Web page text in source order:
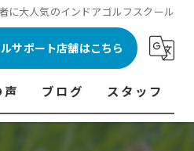
に大人気のインドアゴルフスクール
サポート店舗はこちら
ブログ スタッフ
代表あいさつ